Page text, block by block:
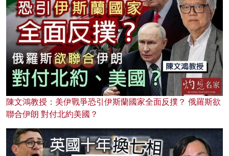
陳文鴻教授：美伊戰爭恐引伊斯蘭國家全面反撲？ 俄羅斯欲
聯合伊朗 對付北約美國？